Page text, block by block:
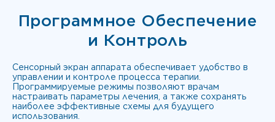
Программное Обеспечение
и Контроль
Сенсорный экран аппарата обеспечивает удобство в
управлении и контроле процесса терапии.
Программируемые режимы позволяют врачам
настраивать параметры лечения, а также сохранять
наиболее эффективные схемы для будущего
использования.